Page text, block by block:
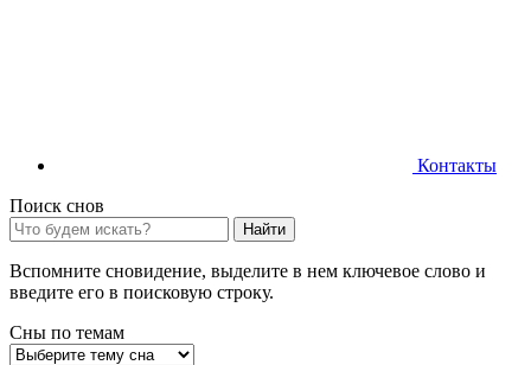
Контакты
Поиск снов
Найти
Вспомните сновидение, выделите в нем ключевое слово и
введите его в поисковую строку.
Сны по темам